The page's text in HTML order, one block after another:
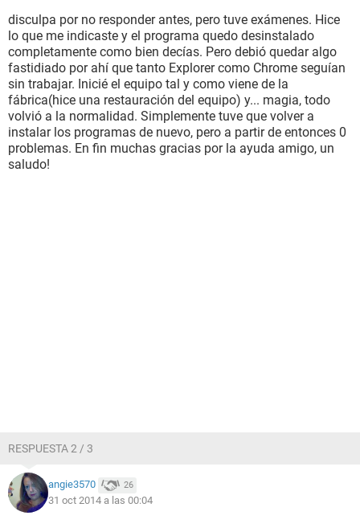
disculpa por no responder antes, pero tuve exámenes. Hice
lo que me indicaste y el programa quedo desinstalado
completamente como bien decías. Pero debió quedar algo
fastidiado por ahí que tanto Explorer como Chrome seguían
sin trabajar. Inicié el equipo tal y como viene de la
fábrica(hice una restauración del equipo) y... magia, todo
volvió a la normalidad. Simplemente tuve que volver a
instalar los programas de nuevo, pero a partir de entonces 0
problemas. En fin muchas gracias por la ayuda amigo, un
saludo!
RESPUESTA 2 / 3
angie3570 26
31 oct 2014 a las 00:04